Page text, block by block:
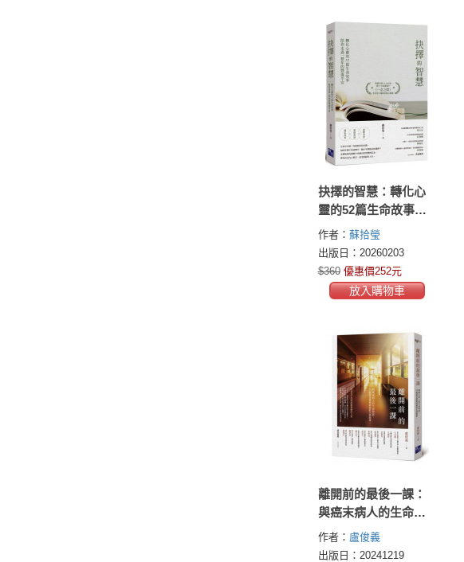
抉擇的智慧：轉化心
靈的52篇生命故事，
陪你走過一整年的豐
盛平安
作者： 蘇拾瑩
出版日：20260203
$360 優惠價252元
放入購物車
離開前的最後一課：
與癌末病人的生命對
話，25個看見愛與祝
福的告別故事
作者： 盧俊義
出版日：20241219